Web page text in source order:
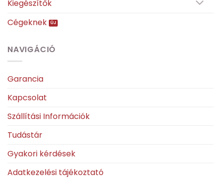
Kiegészítők
Cégeknek
NAVIGÁCIÓ
Garancia
Kapcsolat
Szállítási Információk
Tudástár
Gyakori kérdések
Adatkezelési tájékoztató